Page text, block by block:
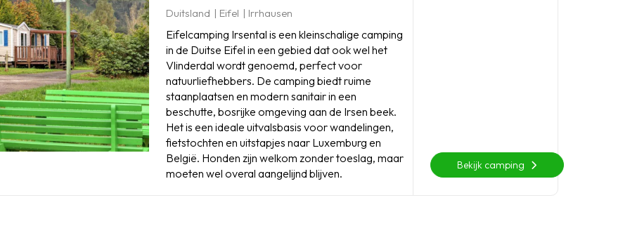
Duitsland Eifel Irrhausen
Eifelcamping Irsental is een kleinschalige camping
in de Duitse Eifel in een gebied dat ook wel het
Vlinderdal wordt genoemd, perfect voor
natuurliefhebbers. De camping biedt ruime
staanplaatsen en modern sanitair in een
beschutte, bosrijke omgeving aan de Irsen beek.
Het is een ideale uitvalsbasis voor wandelingen,
fietstochten en uitstapjes naar Luxemburg en
België. Honden zijn welkom zonder toeslag, maar
moeten wel overal aangelijnd blijven.
Bekijk camping